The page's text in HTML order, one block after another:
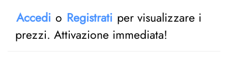
Accedi o Registrati per visualizzare i
prezzi. Attivazione immediata!